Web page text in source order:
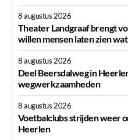
8 augustus 2026
Theater Landgraaf brengt
willen mensen laten zien
8 augustus 2026
Deel Beersdalweg in
wegwerkzaamheden
8 augustus 2026
Voetbalclubs strijden weer
Heerlen